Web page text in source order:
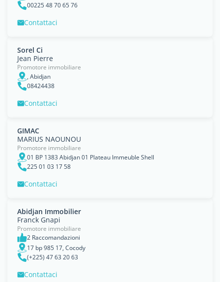
00225 48 70 65 76
Contattaci
Sorel Ci
Jean Pierre
Promotore immobiliare
, Abidjan
08424438
Contattaci
GIMAC
MARIUS NAOUNOU
Promotore immobiliare
01 BP 1383 Abidjan 01 Plateau Immeuble Shell
225 01 03 17 58
Contattaci
Abidjan Immobilier
Franck Gnapi
Promotore immobiliare
2 Raccomandazioni
17 bp 985 17, Cocody
(+225) 47 63 20 63
Contattaci